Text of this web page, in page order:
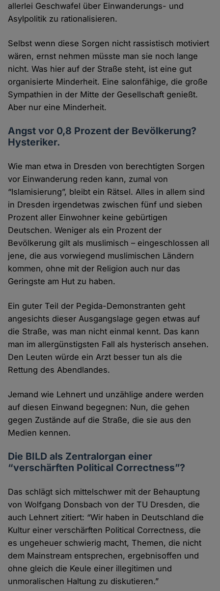
allerlei Geschwafel über Einwanderungs- und
Asylpolitik zu rationalisieren.
Selbst wenn diese Sorgen nicht rassistisch motiviert
wären, ernst nehmen müsste man sie noch lange
nicht. Was hier auf der Straße steht, ist eine gut
organisierte Minderheit. Eine salonfähige, die große
Sympathien in der Mitte der Gesellschaft genießt.
Aber nur eine Minderheit.
Angst vor 0,8 Prozent der Bevölkerung?
Hysteriker.
Wie man etwa in Dresden von berechtigten Sorgen
vor Einwanderung reden kann, zumal von
“Islamisierung”, bleibt ein Rätsel. Alles in allem sind
in Dresden irgendetwas zwischen fünf und sieben
Prozent aller Einwohner keine gebürtigen
Deutschen. Weniger als ein Prozent der
Bevölkerung gilt als muslimisch – eingeschlossen all
jene, die aus vorwiegend muslimischen Ländern
kommen, ohne mit der Religion auch nur das
Geringste am Hut zu haben.
Ein guter Teil der Pegida-Demonstranten geht
angesichts dieser Ausgangslage gegen etwas auf
die Straße, was man nicht einmal kennt. Das kann
man im allergünstigsten Fall als hysterisch ansehen.
Den Leuten würde ein Arzt besser tun als die
Rettung des Abendlandes.
Jemand wie Lehnert und unzählige andere werden
auf diesen Einwand begegnen: Nun, die gehen
gegen Zustände auf die Straße, die sie aus den
Medien kennen.
Die BILD als Zentralorgan einer
“verschärften Political Correctness”?
Das schlägt sich mittelschwer mit der Behauptung
von Wolfgang Donsbach von der TU Dresden, die
auch Lehnert zitiert: “Wir haben in Deutschland die
Kultur einer verschärften Political Correctness, die
es ungeheuer schwierig macht, Themen, die nicht
dem Mainstream entsprechen, ergebnisoffen und
ohne gleich die Keule einer illegitimen und
unmoralischen Haltung zu diskutieren.”